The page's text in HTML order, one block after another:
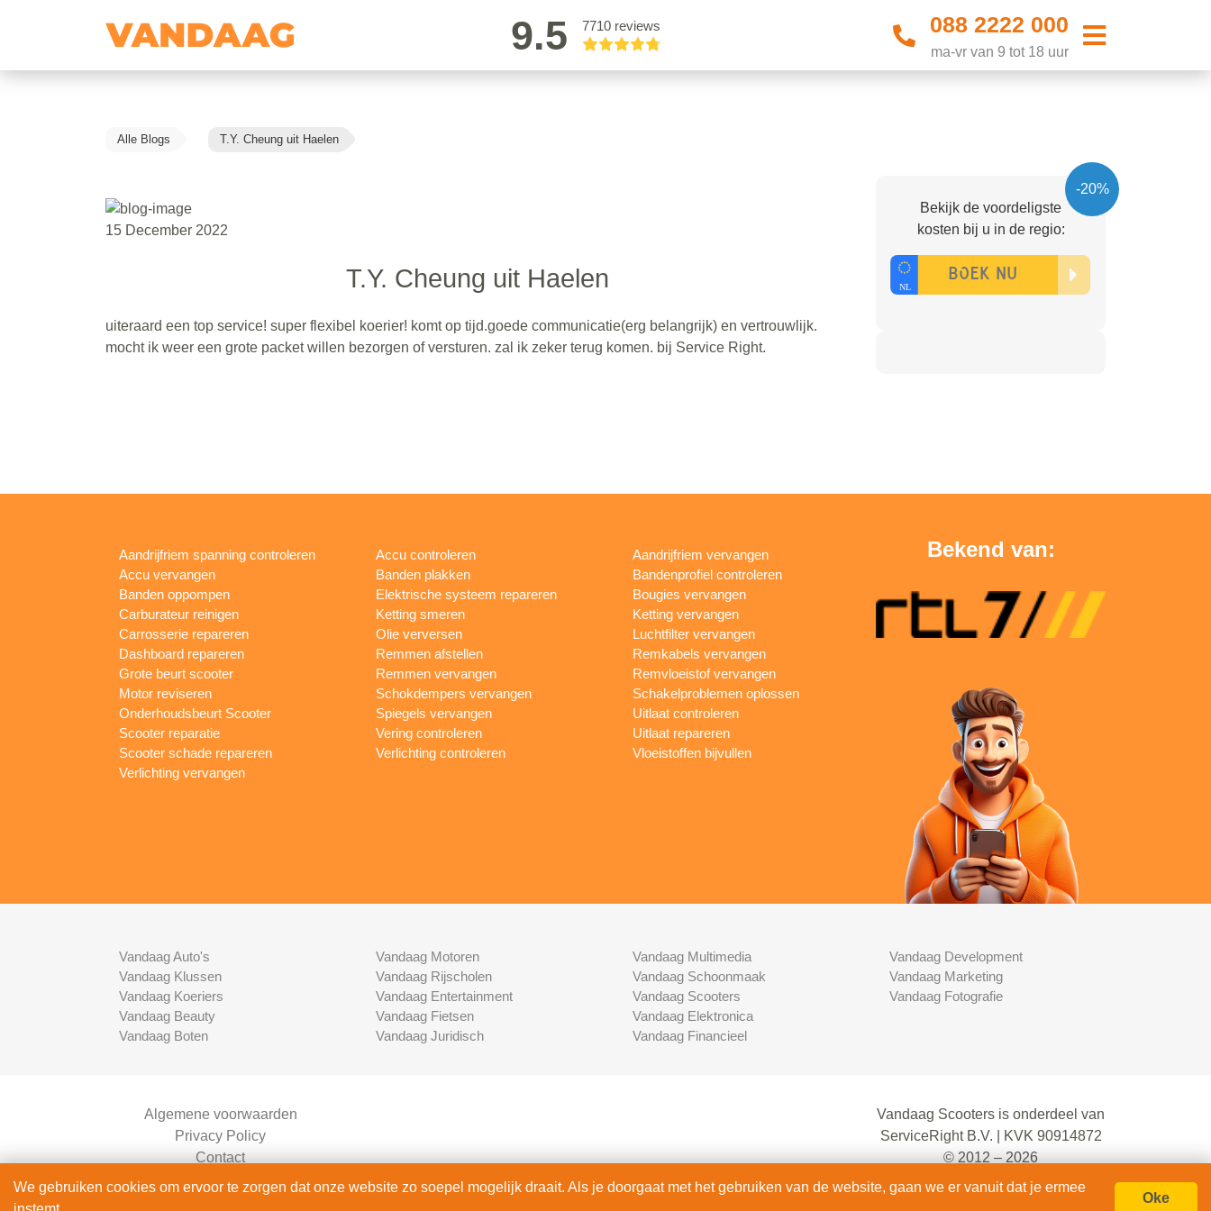
9.5 7710 reviews 088 2222 000
ma-vr van 9 tot 18 uur
Alle Blogs T.Y. Cheung uit Haelen
15 December 2022
T.Y. Cheung uit Haelen
uiteraard een top service! super flexibel koerier! komt op tijd.goede communicatie(erg belangrijk) en vertrouwlijk.
mocht ik weer een grote packet willen bezorgen of versturen. zal ik zeker terug komen. bij Service Right.
-20%
Bekijk de voordeligste
kosten bij u in de regio:
Aandrijfriem spanning controleren
Accu vervangen
Banden oppompen
Carburateur reinigen
Carrosserie repareren
Dashboard repareren
Grote beurt scooter
Motor reviseren
Onderhoudsbeurt Scooter
Scooter reparatie
Scooter schade repareren
Verlichting vervangen
Accu controleren
Banden plakken
Elektrische systeem repareren
Ketting smeren
Olie verversen
Remmen afstellen
Remmen vervangen
Schokdempers vervangen
Spiegels vervangen
Vering controleren
Verlichting controleren
Aandrijfriem vervangen
Bandenprofiel controleren
Bougies vervangen
Ketting vervangen
Luchtfilter vervangen
Remkabels vervangen
Remvloeistof vervangen
Schakelproblemen oplossen
Uitlaat controleren
Uitlaat repareren
Vloeistoffen bijvullen
Bekend van:
Vandaag Auto's
Vandaag Klussen
Vandaag Koeriers
Vandaag Beauty
Vandaag Boten
Vandaag Motoren
Vandaag Rijscholen
Vandaag Entertainment
Vandaag Fietsen
Vandaag Juridisch
Vandaag Multimedia
Vandaag Schoonmaak
Vandaag Scooters
Vandaag Elektronica
Vandaag Financieel
Vandaag Development
Vandaag Marketing
Vandaag Fotografie
Algemene voorwaarden
Privacy Policy
Contact
Bedrijven Inlog
Vandaag Scooters is onderdeel van
ServiceRight B.V. | KVK 90914872
© 2012 – 2026
alle rechten voorbehouden.
We gebruiken cookies om ervoor te zorgen dat onze website zo soepel mogelijk draait. Als je doorgaat met het gebruiken van de website, gaan we er vanuit dat je ermee
Oke